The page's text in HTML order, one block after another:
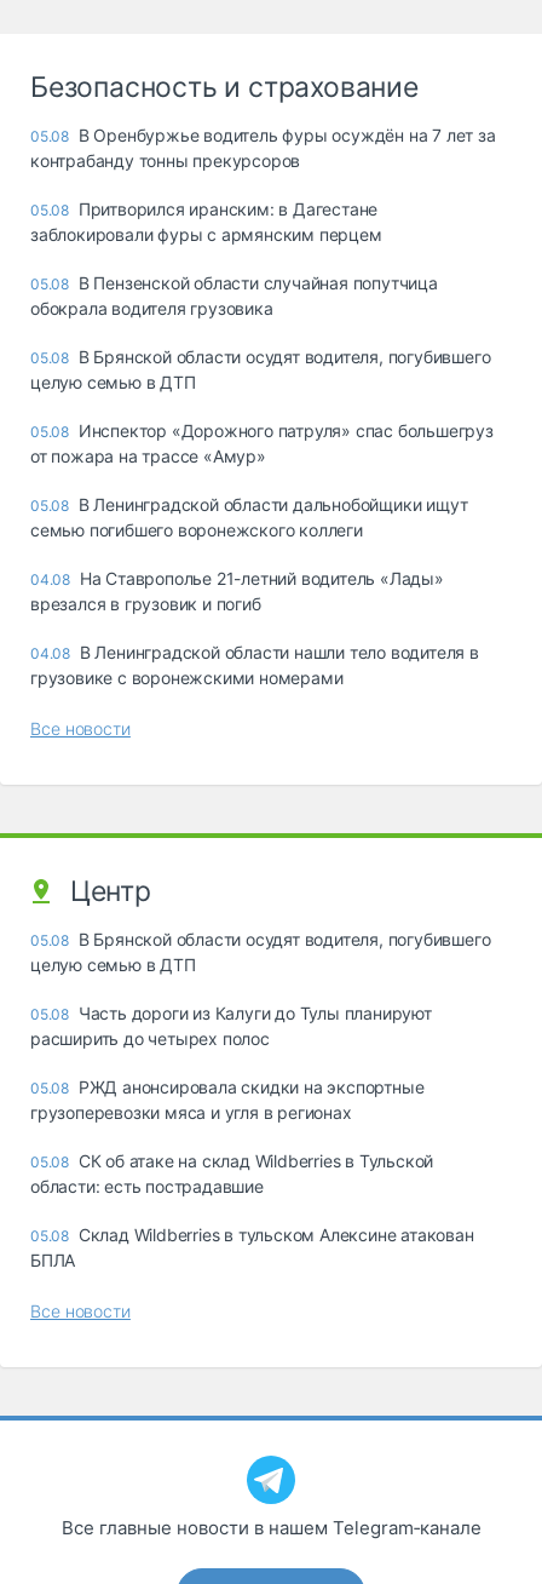
Безопасность и страхование
05.08 В Оренбуржье водитель фуры осуждён на 7 лет за
контрабанду тонны прекурсоров
05.08 Притворился иранским: в Дагестане
заблокировали фуры с армянским перцем
05.08 В Пензенской области случайная попутчица
обокрала водителя грузовика
05.08 В Брянской области осудят водителя, погубившего
целую семью в ДТП
05.08 Инспектор «Дорожного патруля» спас большегруз
от пожара на трассе «Амур»
05.08 В Ленинградской области дальнобойщики ищут
семью погибшего воронежского коллеги
04.08 На Ставрополье 21-летний водитель «Лады»
врезался в грузовик и погиб
04.08 В Ленинградской области нашли тело водителя в
грузовике с воронежскими номерами
Все новости
Центр
05.08 В Брянской области осудят водителя, погубившего
целую семью в ДТП
05.08 Часть дороги из Калуги до Тулы планируют
расширить до четырех полос
05.08 РЖД анонсировала скидки на экспортные
грузоперевозки мяса и угля в регионах
05.08 СК об атаке на склад Wildberries в Тульской
области: есть пострадавшие
05.08 Склад Wildberries в тульском Алексине атакован
БПЛА
Все новости
Все главные новости в нашем Telegram‑канале